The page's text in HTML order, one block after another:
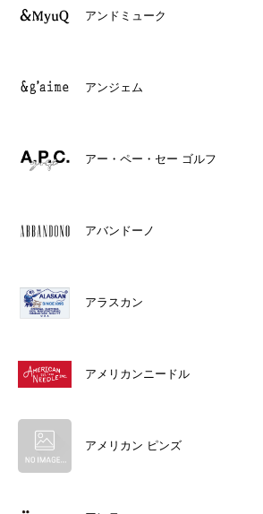
アンドミューク
アンジェム
アー・ペー・セー ゴルフ
アバンドーノ
アラスカン
アメリカンニードル
アメリカン ピンズ